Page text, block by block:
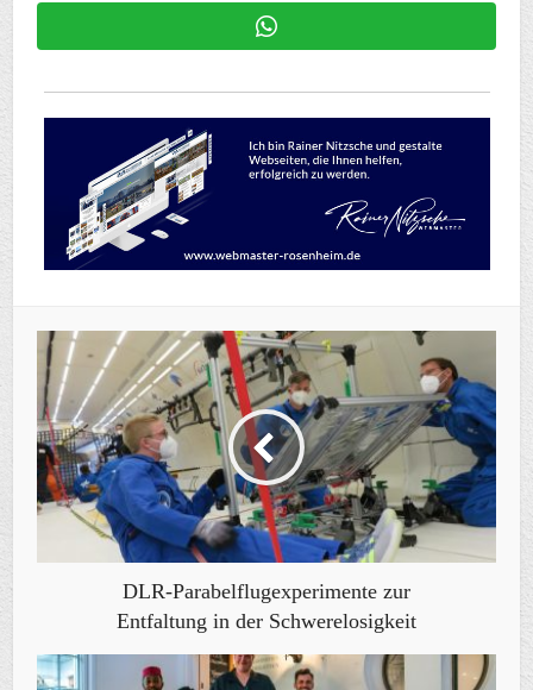
DLR-Parabelflugexperimente zur
Entfaltung in der Schwerelosigkeit